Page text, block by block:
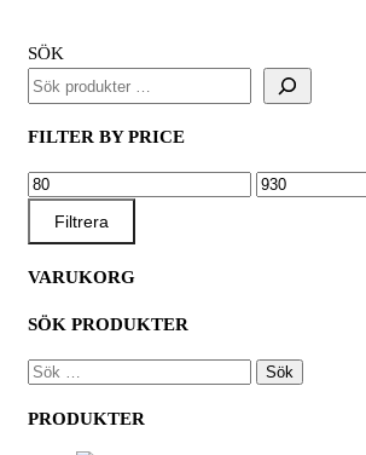
SÖK
FILTER BY PRICE
MIN
PRIS
MAX
Filtrera
VARUKORG
SÖK PRODUKTER
SÖK
PRODUKTER